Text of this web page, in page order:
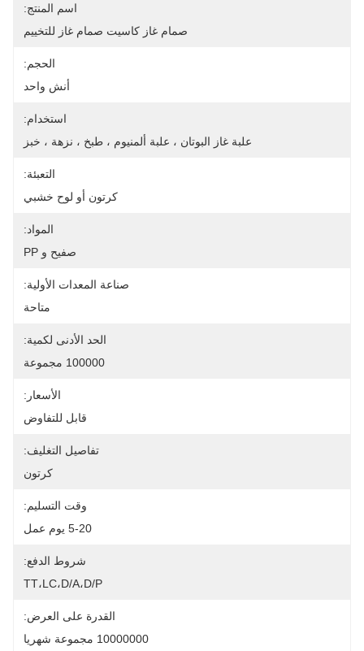
اسم المنتج:
صمام غاز كاسيت صمام غاز للتخييم
الحجم:
أنش واحد
استخدام:
علبة غاز البوتان ، علبة ألمنيوم ، طبخ ، نزهة ، خبز
التعبئة:
كرتون أو لوح خشبي
المواد:
صفيح و PP
صناعة المعدات الأولية:
متاحة
الحد الأدنى لكمية:
100000 مجموعة
الأسعار:
قابل للتفاوض
تفاصيل التغليف:
كرتون
وقت التسليم:
5-20 يوم عمل
شروط الدفع:
TT،LC،D/A،D/P
القدرة على العرض:
10000000 مجموعة شهريا